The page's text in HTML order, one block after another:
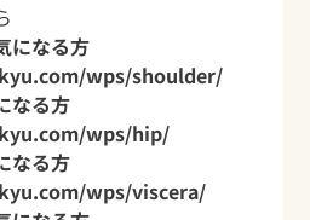
になる方
wps/shoulder/
なる方
wps/hip/
なる方
wps/viscera/